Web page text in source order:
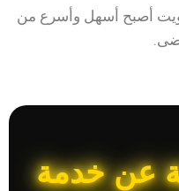
أصبح أسهل وأسرع من
عن خدمة